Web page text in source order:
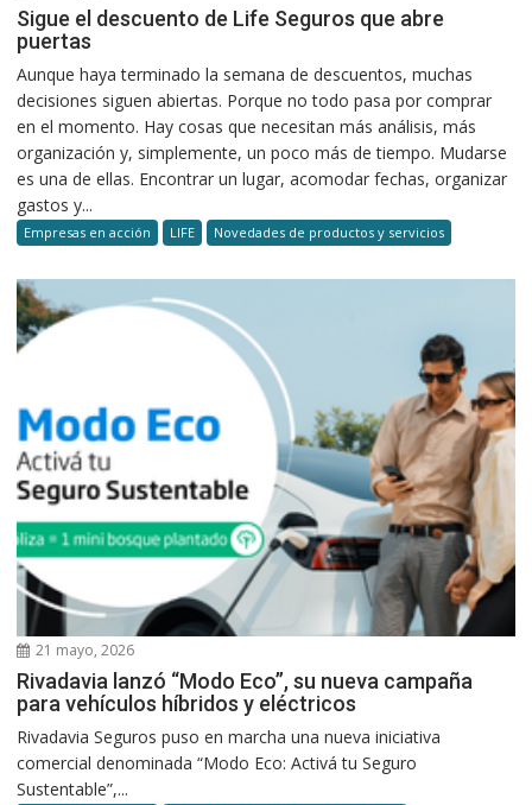
Sigue el descuento de Life Seguros que abre
puertas
Aunque haya terminado la semana de descuentos, muchas
decisiones siguen abiertas. Porque no todo pasa por comprar
en el momento. Hay cosas que necesitan más análisis, más
organización y, simplemente, un poco más de tiempo. Mudarse
es una de ellas. Encontrar un lugar, acomodar fechas, organizar
gastos y...
Empresas en acción LIFE Novedades de productos y servicios
21 mayo, 2026
Rivadavia lanzó “Modo Eco”, su nueva campaña
para vehículos híbridos y eléctricos
Rivadavia Seguros puso en marcha una nueva iniciativa
comercial denominada “Modo Eco: Activá tu Seguro
Sustentable”,...